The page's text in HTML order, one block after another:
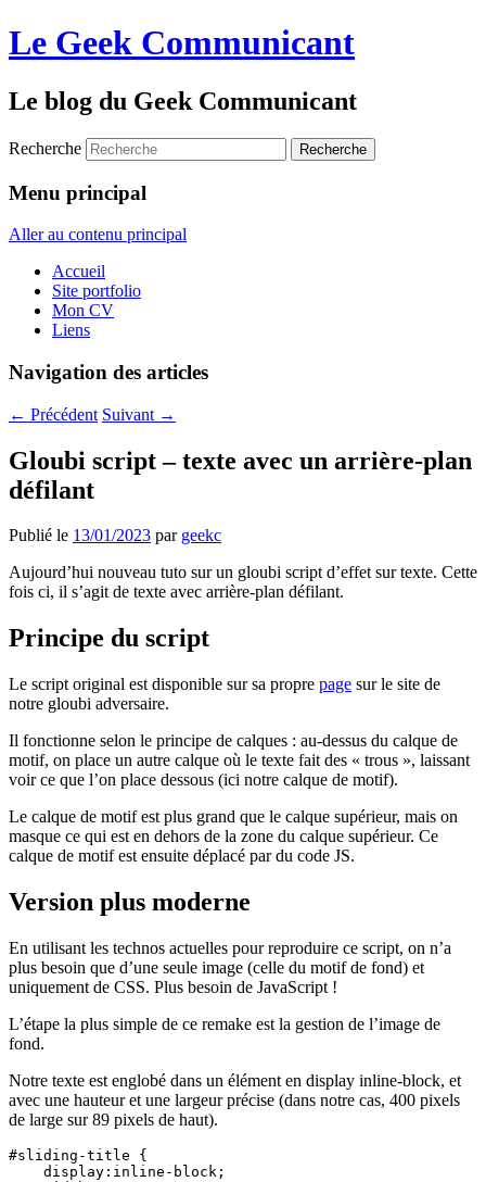
Le Geek Communicant
Le blog du Geek Communicant
Recherche
Menu principal
Aller au contenu principal
Accueil
Site portfolio
Mon CV
Liens
Navigation des articles
← Précédent Suivant →
Gloubi script – texte avec un arrière-plan
défilant
Publié le 13/01/2023 par geekc
Aujourd’hui nouveau tuto sur un gloubi script d’effet sur texte. Cette
fois ci, il s’agit de texte avec arrière-plan défilant.
Principe du script
Le script original est disponible sur sa propre page sur le site de
notre gloubi adversaire.
Il fonctionne selon le principe de calques : au-dessus du calque de
motif, on place un autre calque où le texte fait des « trous », laissant
voir ce que l’on place dessous (ici notre calque de motif).
Le calque de motif est plus grand que le calque supérieur, mais on
masque ce qui est en dehors de la zone du calque supérieur. Ce
calque de motif est ensuite déplacé par du code JS.
Version plus moderne
En utilisant les technos actuelles pour reproduire ce script, on n’a
plus besoin que d’une seule image (celle du motif de fond) et
uniquement de CSS. Plus besoin de JavaScript !
L’étape la plus simple de ce remake est la gestion de l’image de
fond.
Notre texte est englobé dans un élément en display inline-block, et
avec une hauteur et une largeur précise (dans notre cas, 400 pixels
de large sur 89 pixels de haut).
#sliding-title {
    display:inline-block;